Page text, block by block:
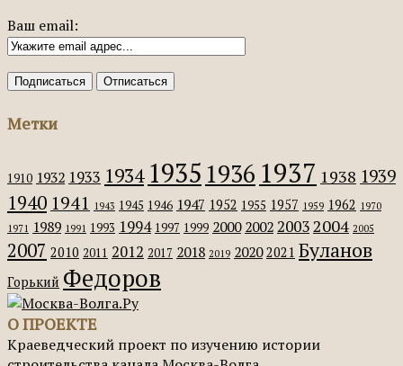
Ваш email:
Метки
1910 1932 1933 1934 1935 1936 1937 1938 1939
1940 1941 1943 1945 1946 1947 1952 1955 1957 1959 1962 1970
1971 1989 1991 1993 1994 1997 1999 2000 2002 20032004 2005
2007 2010 2011 2012 2017 2018 2019 2020 2021 Буланов
Горький Федоров
О ПРОЕКТЕ
Краеведческий проект по изучению истории